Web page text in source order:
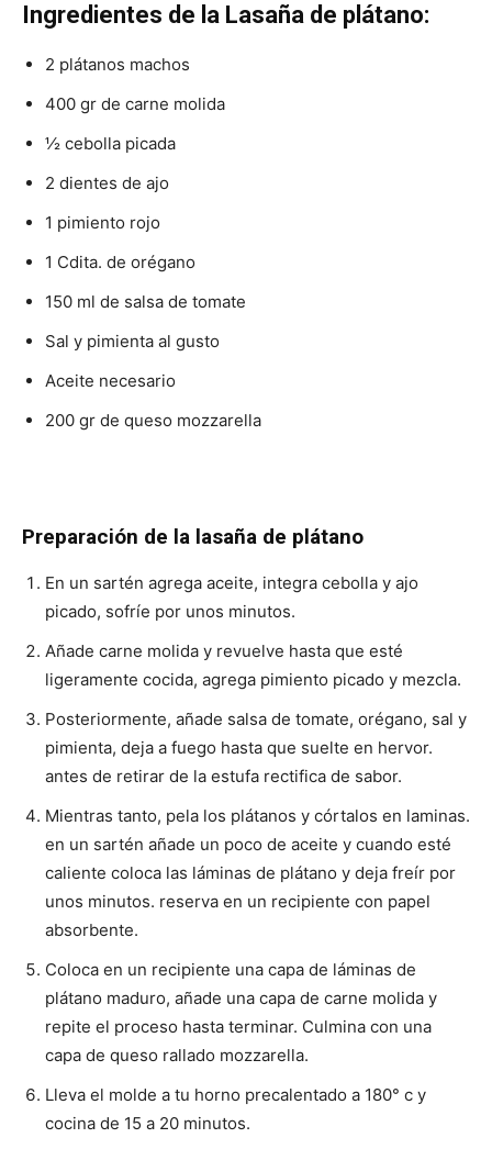
Ingredientes de la Lasaña de plátano:
2 plátanos machos
400 gr de carne molida
½ cebolla picada
2 dientes de ajo
1 pimiento rojo
1 Cdita. de orégano
150 ml de salsa de tomate
Sal y pimienta al gusto
Aceite necesario
200 gr de queso mozzarella
Preparación de la lasaña de plátano
En un sartén agrega aceite, integra cebolla y ajo
picado, sofríe por unos minutos.
Añade carne molida y revuelve hasta que esté
ligeramente cocida, agrega pimiento picado y mezcla.
Posteriormente, añade salsa de tomate, orégano, sal y
pimienta, deja a fuego hasta que suelte en hervor.
antes de retirar de la estufa rectifica de sabor.
Mientras tanto, pela los plátanos y córtalos en laminas.
en un sartén añade un poco de aceite y cuando esté
caliente coloca las láminas de plátano y deja freír por
unos minutos. reserva en un recipiente con papel
absorbente.
Coloca en un recipiente una capa de láminas de
plátano maduro, añade una capa de carne molida y
repite el proceso hasta terminar. Culmina con una
capa de queso rallado mozzarella.
Lleva el molde a tu horno precalentado a 180° c y
cocina de 15 a 20 minutos.